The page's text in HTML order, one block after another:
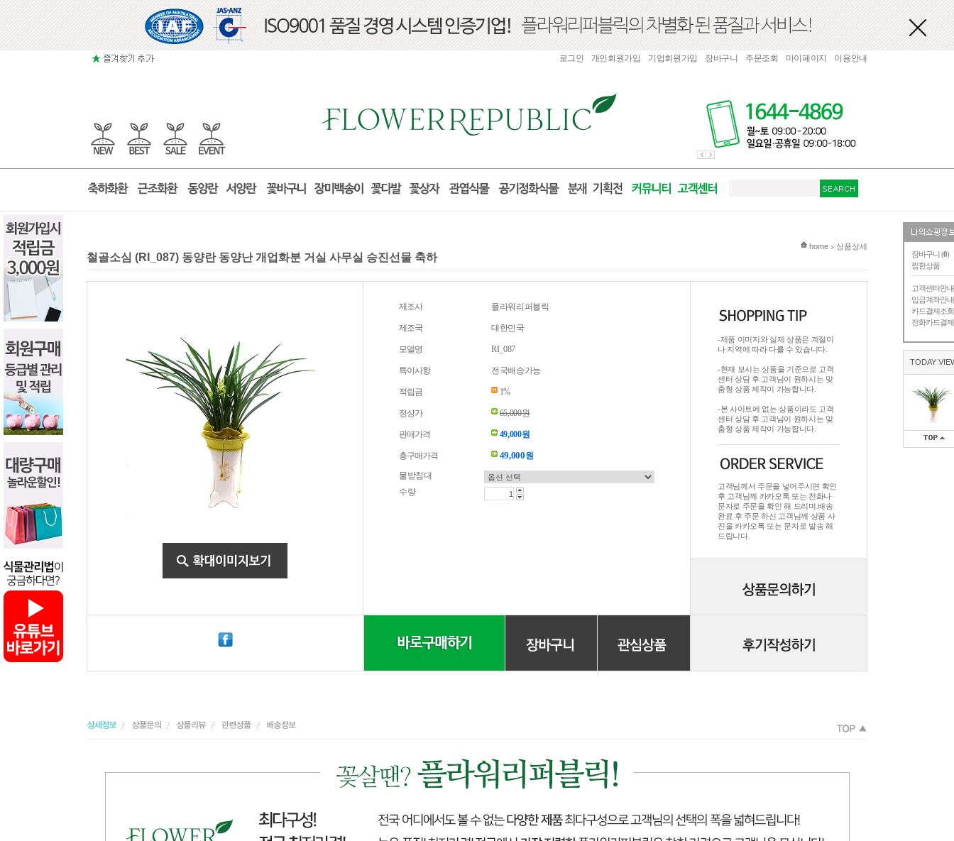
장바구니 (0)
찜한상품
고객센터안내
입금계좌안내
카드결제조회
전화카드결제
TODAY
로그인 개인회원가입 기업회원가입 장바구니 주문조회 마이페이지 이용안내
현재 위치
home > 상품상세
철골소심 (RI_087) 동양란 동양난 개업화분 거실 사무실 승진선물 축하
제조사 플라워리퍼블릭
제조국 대한민국
모델명 RI_087
특이사항 전국배송가능
적립금 1%
정상가 65,000원
판매가격 49,000원
총구매가격 49,000원
물받침대
수량
-제품 이미지와 실제 상품은 계절이
나 지역에 따라 다를 수 있습니다.
-현재 보시는 상품을 기준으로 고객
센터 상담 후 고객님이 원하시는 맞
춤형 상품 제작이 가능합니다.
-본 사이트에 없는 상품이라도 고객
센터 상담 후 고객님이 원하시는 맞
춤형 상품 제작이 가능합니다.
고객님께서 주문을 넣어주시면 확인
후 고객님께 카카오톡 또는 전화나
문자로 주문을 확인 해 드리며.배송
완료 후 주문 하신 고객님께 상품 사
진을 카카오톡 또는 문자로 발송 해
드립니다.